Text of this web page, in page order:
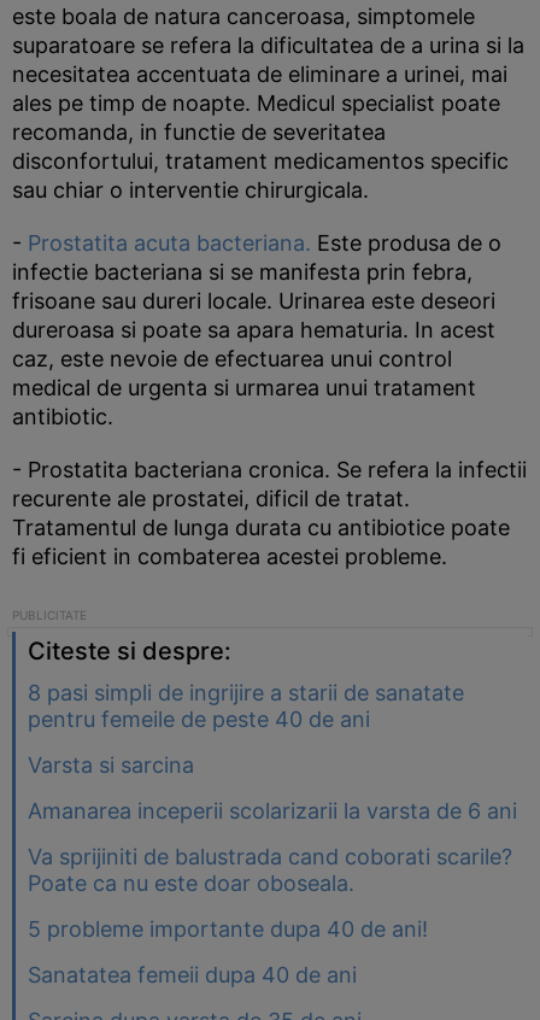
este boala de natura canceroasa, simptomele
suparatoare se refera la dificultatea de a urina si la
necesitatea accentuata de eliminare a urinei, mai
ales pe timp de noapte. Medicul specialist poate
recomanda, in functie de severitatea
disconfortului, tratament medicamentos specific
sau chiar o interventie chirurgicala.
- Prostatita acuta bacteriana. Este produsa de o
infectie bacteriana si se manifesta prin febra,
frisoane sau dureri locale. Urinarea este deseori
dureroasa si poate sa apara hematuria. In acest
caz, este nevoie de efectuarea unui control
medical de urgenta si urmarea unui tratament
antibiotic.
- Prostatita bacteriana cronica. Se refera la infectii
recurente ale prostatei, dificil de tratat.
Tratamentul de lunga durata cu antibiotice poate
fi eficient in combaterea acestei probleme.
Citeste si despre:
8 pasi simpli de ingrijire a starii de sanatate
pentru femeile de peste 40 de ani
Varsta si sarcina
Amanarea inceperii scolarizarii la varsta de 6 ani
Va sprijiniti de balustrada cand coborati scarile?
Poate ca nu este doar oboseala.
5 probleme importante dupa 40 de ani!
Sanatatea femeii dupa 40 de ani